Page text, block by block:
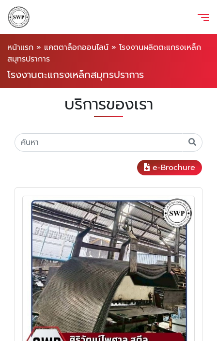
หน้าแรก » แคตตาล็อกออนไลน์ » โรงงานผลิตตะแกรงเหล็ก
สมุทรปราการ
โรงงานตะแกรงเหล็กสมุทรปราการ
บริการของเรา
e-Brochure